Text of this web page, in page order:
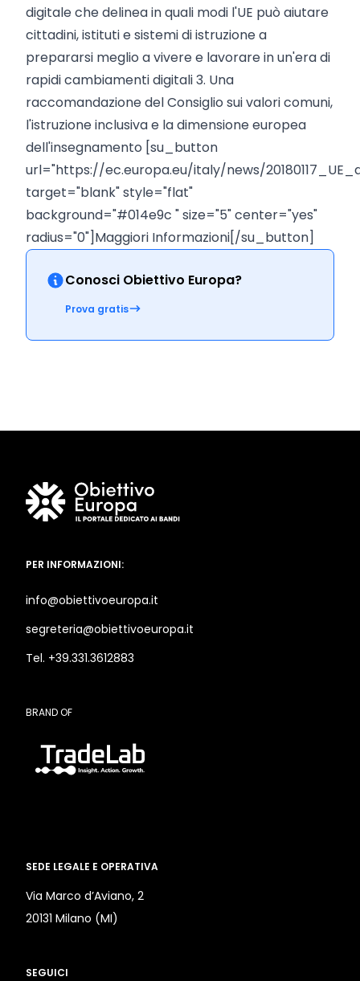
digitale che delinea in quali modi l'UE può aiutare
cittadini, istituti e sistemi di istruzione a
prepararsi meglio a vivere e lavorare in un'era di
rapidi cambiamenti digitali 3. Una
raccomandazione del Consiglio sui valori comuni,
l'istruzione inclusiva e la dimensione europea
dell'insegnamento [su_button
url="https://ec.europa.eu/italy/news/
target="blank" style="flat"
background="#014e9c " size="5" center="yes"
radius="0"]Maggiori Informazioni[/su_button]
Conosci Obiettivo Europa?
Prova gratis
PER INFORMAZIONI:
info@obiettivoeuropa.it
segreteria@obiettivoeuropa.it
Tel. +39.331.3612883
BRAND OF
SEDE LEGALE E OPERATIVA
Via Marco d’Aviano, 2
20131 Milano (MI)
SEGUICI